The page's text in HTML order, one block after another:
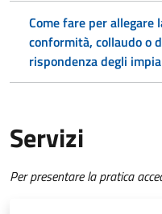
Come fare per allegare
conformità, collaudo o
rispondenza degli
Servizi
Per presentare la pratica